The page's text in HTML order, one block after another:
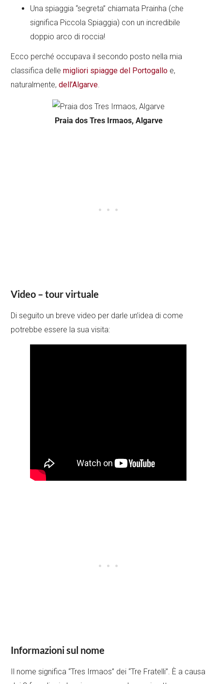
Una spiaggia “segreta” chiamata Prainha (che
significa Piccola Spiaggia) con un incredibile
doppio arco di roccia!
Ecco perché occupava il secondo posto nella mia
classifica dellemigliori spiagge del Portogallo e,
naturalmente,dell’Algarve.
Praia dos Tres Irmaos, Algarve
Video – tour virtuale
Di seguito un breve video per darle un’idea di come
potrebbe essere la sua visita:
Informazioni sul nome
Il nome significa “Tres Irmaos” dei “Tre Fratelli”. È a causa